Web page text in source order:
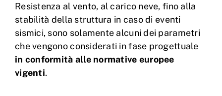
Resistenza al vento, al carico neve, fino alla
stabilità della struttura in caso di eventi
sismici, sono solamente alcuni dei parametri
che vengono considerati in fase progettuale
in conformità alle normative europee
vigenti.